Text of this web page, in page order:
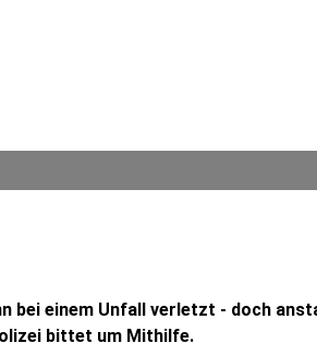
bei einem Unfall verletzt - doch
bittet um Mithilfe.